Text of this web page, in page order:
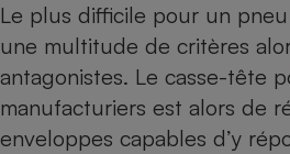
Le plus difficile pour un
une multitude de critères
antagonistes. Le casse-tête
manufacturiers est alors de
enveloppes capables d’y